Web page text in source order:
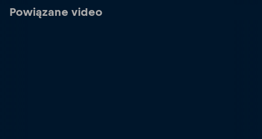
Powiązane video